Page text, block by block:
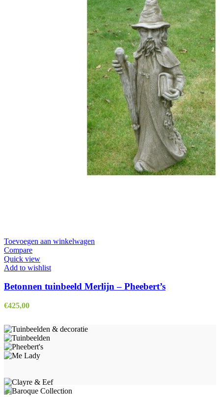
Toevoegen aan winkelwagen
Compare
Quick view
Add to wishlist
Betonnen tuinbeeld Merlijn – Pheebert’s
€425,00